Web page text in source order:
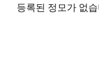
등록된 정모가 없